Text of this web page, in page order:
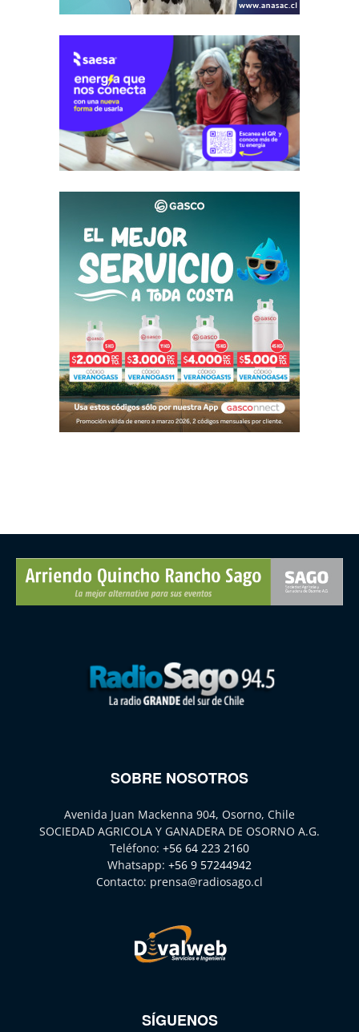
SOBRE NOSOTROS
Avenida Juan Mackenna 904, Osorno, Chile
SOCIEDAD AGRICOLA Y GANADERA DE OSORNO A.G.
Teléfono: +56 64 223 2160
Whatsapp: +56 9 57244942
Contacto: prensa@radiosago.cl
SÍGUENOS